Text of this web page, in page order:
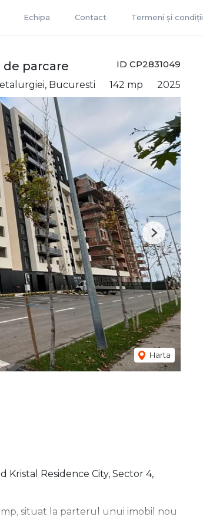
Echipa Contact Termeni și condiții
ID CP2831049
parcare
Bucuresti 142 mp 2025
Harta
Next
Kristal Residence City, Sector 4,
situat la parterul unui imobil nou